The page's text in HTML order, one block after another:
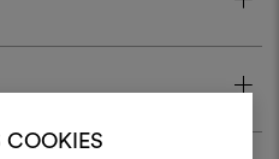
COOKIES